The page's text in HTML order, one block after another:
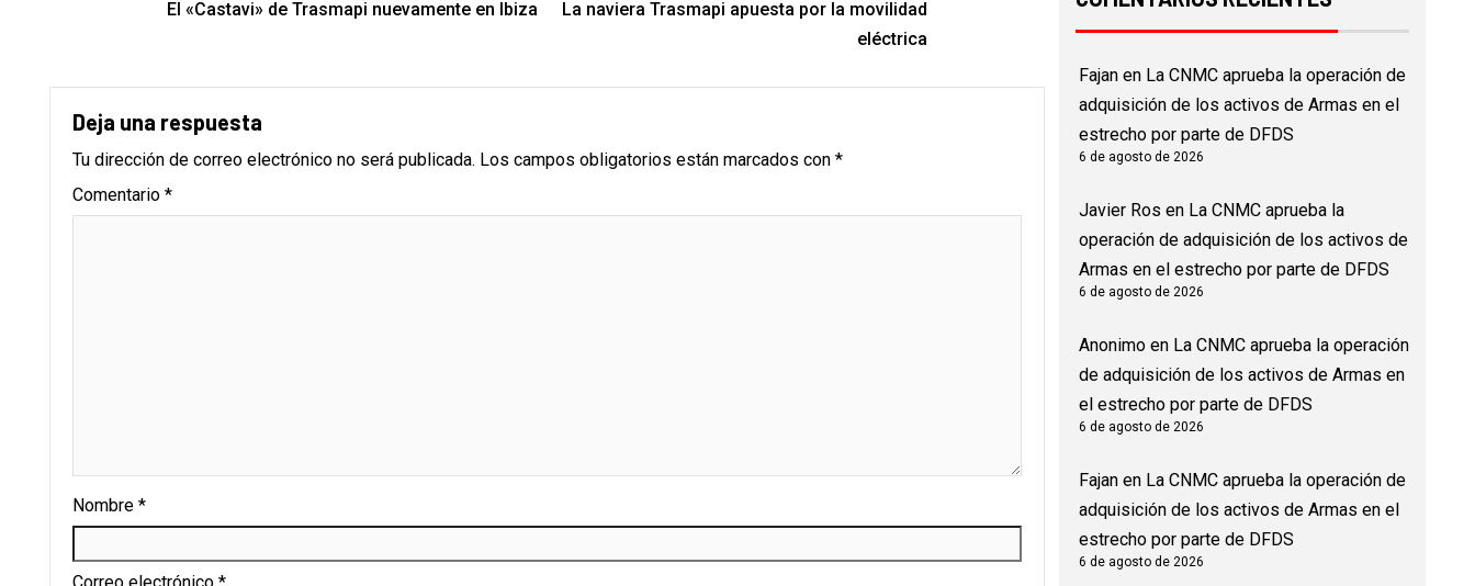
El «Castavi» de Trasmapi nuevamente en Ibiza
La naviera Trasmapi apuesta por la movilidad
eléctrica
Deja una respuesta
Tu dirección de correo electrónico no será publicada. Los campos obligatorios están marcados con *
Comentario *
Nombre *
Fajanen La CNMC aprueba la operación de
adquisición de los activos de Armas en el
estrecho por parte de DFDS
6 de agosto de 2026
Javier Ros en La CNMC aprueba la
operación de adquisición de los activos de
Armas en el estrecho por parte de DFDS
6 de agosto de 2026
Anonimoen La CNMC aprueba la operación
de adquisición de los activos de Armas en
el estrecho por parte de DFDS
6 de agosto de 2026
Fajanen La CNMC aprueba la operación de
adquisición de los activos de Armas en el
estrecho por parte de DFDS
6 de agosto de 2026